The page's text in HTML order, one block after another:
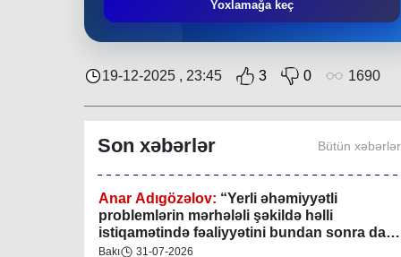
Yoxlamağa keç
19-12-2025 , 23:45 3 0 1690
Son xəbərlər Bütün xəbərlər
keçirilib
Gündəlik Xəbərlər 04-08-2026
Anar Adıgözəlov: “Yerli əhəmiyyətli
problemlərin mərhələli şəkildə həlli
istiqamətində fəaliyyətini bundan sonra da
davam etdirəcəkdir
Bakı 31-07-2026